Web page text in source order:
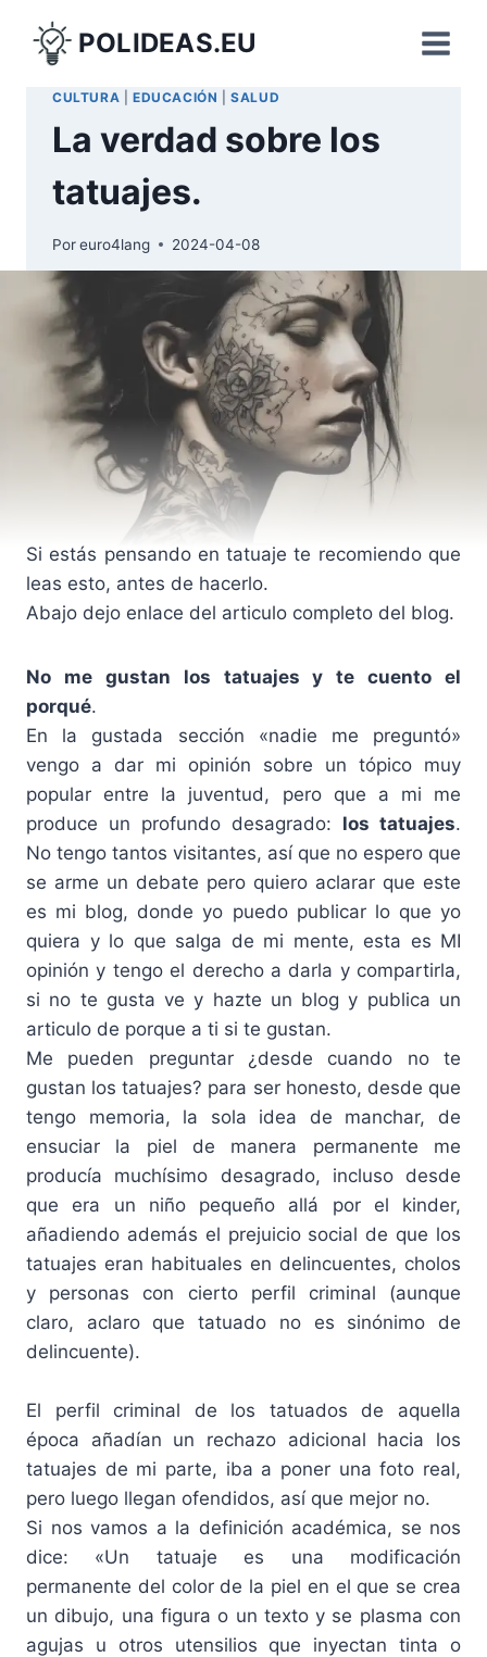
contenido
POLIDEAS.EU
CULTURA EDUCACIÓN |SALUD
La verdad sobre los
tatuajes.
Poreuro4lang 2024-04-08
Si estás pensando en tatuaje te recomiendo que
leas esto, antes de hacerlo.
Abajo dejo enlace del articulo completo del blog.
No me gustan los tatuajes y te cuento el
porqué.
En la gustada sección «nadie me preguntó»
vengo a dar mi opinión sobre un tópico muy
popular entre la juventud, pero que a mi me
produce un profundo desagrado: los tatuajes.
No tengo tantos visitantes, así que no espero que
se arme un debate pero quiero aclarar que este
es mi blog, donde yo puedo publicar lo que yo
quiera y lo que salga de mi mente, esta es MI
opinión y tengo el derecho a darla y compartirla,
si no te gusta ve y hazte un blog y publica un
articulo de porque a ti si te gustan.
Me pueden preguntar ¿desde cuando no te
gustan los tatuajes? para ser honesto, desde que
tengo memoria, la sola idea de manchar, de
ensuciar la piel de manera permanente me
producía muchísimo desagrado, incluso desde
que era un niño pequeño allá por el kinder,
añadiendo además el prejuicio social de que los
tatuajes eran habituales en delincuentes, cholos
y personas con cierto perfil criminal (aunque
claro, aclaro que tatuado no es sinónimo de
delincuente).
El perfil criminal de los tatuados de aquella
época añadían un rechazo adicional hacia los
tatuajes de mi parte, iba a poner una foto real,
pero luego llegan ofendidos, así que mejor no.
Si nos vamos a la definición académica, se nos
dice: «Un tatuaje es una modificación
permanente del color de la piel en el que se crea
un dibujo, una figura o un texto y se plasma con
agujas u otros utensilios que inyectan tinta o